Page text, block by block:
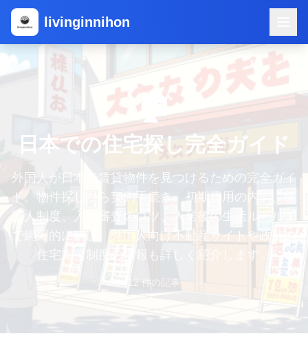
livinginnihon
🏠
日本での住宅探し完全ガイド
外国人が日本で賃貸物件を見つけるための完全ガイ
ド。物件探しから契約手続き、初期費用の内訳、保
証人制度、入居審査のコツ、入居後の生活ルールま
で網羅的に解説。外国人向け不動産サイトや政府の
住宅支援制度の情報も詳しく紹介します。
12 件の記事